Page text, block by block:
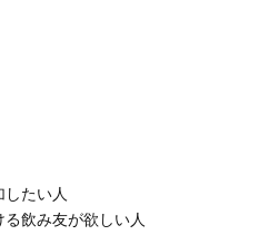
たい人
飲み友が欲しい人